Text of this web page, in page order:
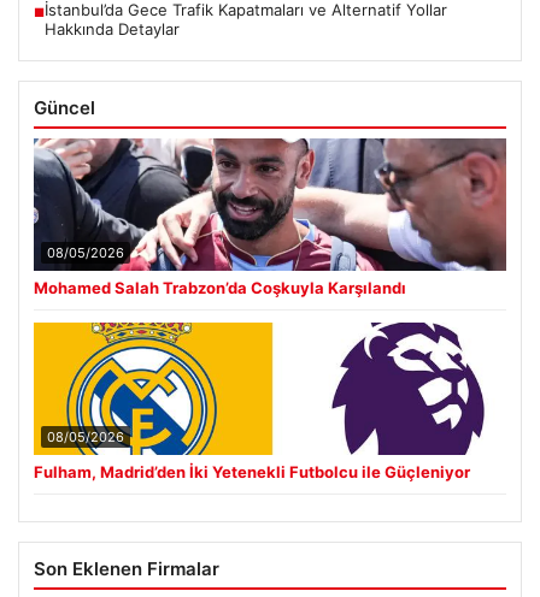
■İstanbul’da Gece Trafik Kapatmaları ve Alternatif Yollar
Hakkında Detaylar
Güncel
08/05/2026
Mohamed Salah Trabzon’da Coşkuyla Karşılandı
08/05/2026
Fulham, Madrid’den İki Yetenekli Futbolcu ile Güçleniyor
Son Eklenen Firmalar